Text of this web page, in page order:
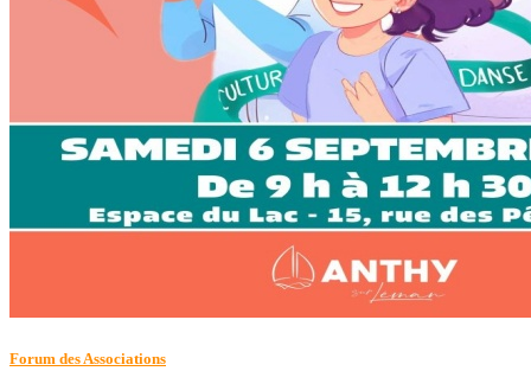
Forum des Associations